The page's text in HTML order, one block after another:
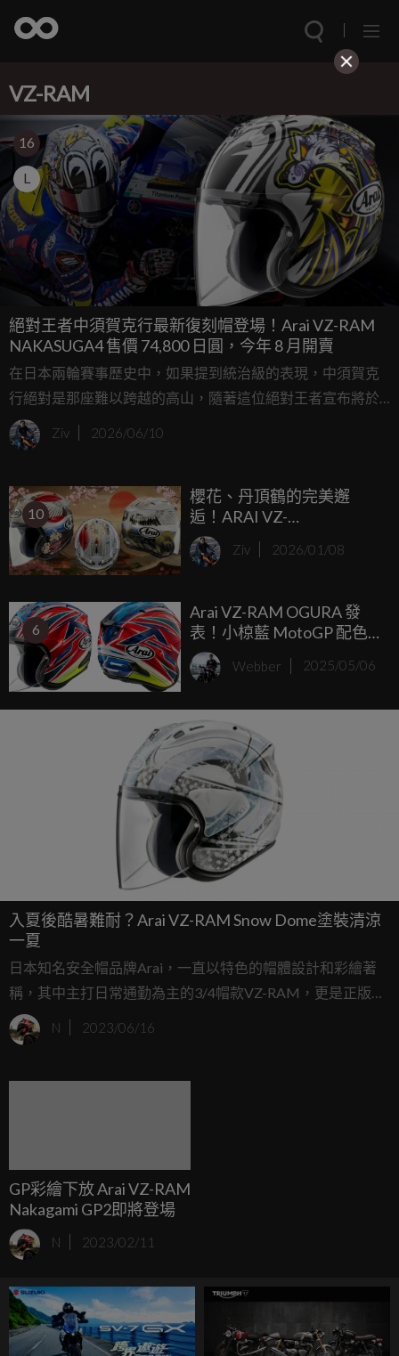
VZ-RAM
16
L
絕對王者中須賀克行最新復刻帽登場！Arai VZ-RAM
NAKASUGA4 售價 74,800 日圓，今年 8 月開賣
在日本兩輪賽事歷史中，如果提到統治級的表現，中須賀克
行絕對是那座難以跨越的高山，隨著這位絕對王者宣布將於
本賽季結束後高掛皮衣，安全帽大廠 Arai 也決定為廣大車迷
送上最具紀念價值的禮物，正式發表全新四分之三帽款 VZ-
全帽，更是讓車迷能在日常街道上，感受王者之風的絕佳配
件。
Ziv 2026/06/10
10
櫻花、丹頂鶴的完美邂
逅！ARAI VZ-
RAM「TSUBASA 翼」
2026年春季優雅登場
Ziv 2026/01/08
6
Arai VZ-RAM OGURA 發
表！小椋藍 MotoGP 配色
首度登上 3/4 安全帽
Webber 2025/05/06
入夏後酷暑難耐？Arai VZ-RAM Snow Dome塗裝清涼
一夏
日本知名安全帽品牌Arai，一直以特色的帽體設計和彩繪著
稱，其中主打日常通勤為主的3/4帽款VZ-RAM，更是正版
「R帽」的代表；近日，Arai更在這炎炎夏日到來之際，推出
以雪花為主題的VZ-RAM Snow Dome塗裝。
N 2023/06/16
GP彩繪下放 Arai VZ-RAM
Nakagami GP2即將登場
N 2023/02/11